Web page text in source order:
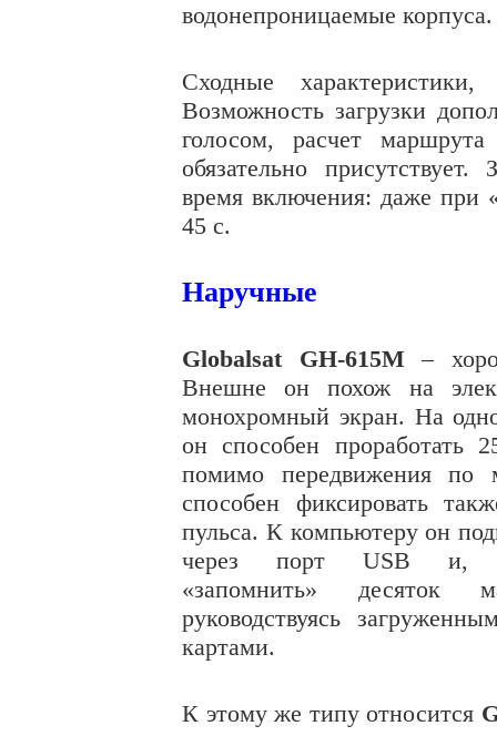
водонепроницаемые корпуса.
Сходные
Возможность загрузки
голосом, расчет
обязательно
время включения: даже при
45 с.
Наручные
Globalsat GH-615M –
Внешне он похож на
монохромный экран. На
он способен проработать
помимо передвижения по
способен фиксировать
пульса. К компьютеру он
через порт USB и,
«запомнить» десяток
руководствуясь
картами.
К этому же типу относится